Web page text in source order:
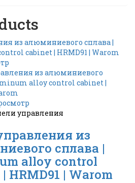
управления
из
сплава |
alloy control
HRMD91 | Warom